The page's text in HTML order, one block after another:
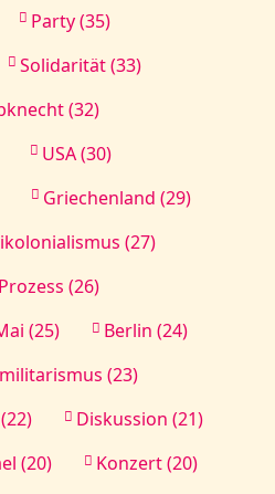
Party (35)
Solidarität (33)
(32)
USA (30)
Griechenland (29)
(27)
Prozess (26)
(25)
Berlin (24)
(23)
Diskussion (21)
(20)
Konzert (20)